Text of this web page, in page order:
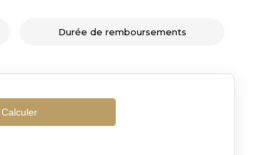
Durée de remboursements